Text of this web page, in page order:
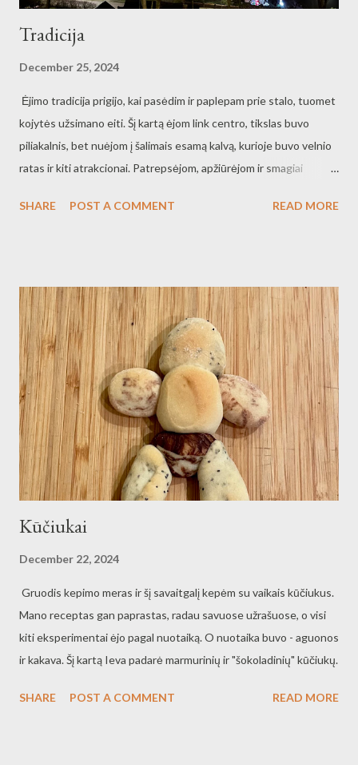
Tradicija
December 25, 2024
Ėjimo tradicija prigijo, kai pasėdim ir paplepam prie stalo, tuomet
kojytės užsimano eiti. Šį kartą ėjom link centro, tikslas buvo
piliakalnis, bet nuėjom į šalimais esamą kalvą, kurioje buvo velnio
ratas ir kiti atrakcionai. Patrepsėjom, apžiūrėjom ir smagiai
SHARE
POST A COMMENT READ MORE
Kūčiukai
December 22, 2024
Gruodis kepimo meras ir šį savaitgalį kepėm su vaikais kūčiukus.
Mano receptas gan paprastas, radau savuose užrašuose, o visi
kiti eksperimentai ėjo pagal nuotaiką. O nuotaika buvo - aguonos
ir kakava. Šį kartą Ieva padarė marmurinių ir "šokoladinių" kūčiukų.
SHARE POST A COMMENT READ MORE